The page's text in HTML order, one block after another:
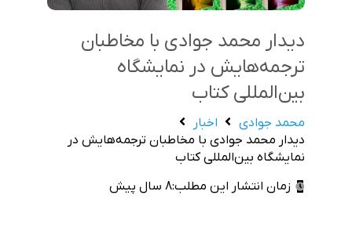
دیدار محمد جوادی با مخاطبان
ترجمه‌هایش در نمایشگاه
بین‌المللی کتاب
محمد جوادی
اخبار
دیدار محمد جوادی با مخاطبان ترجمه‌هایش در
نمایشگاه بین‌المللی کتاب
زمان انتشار این مطلب:8 سال پیش